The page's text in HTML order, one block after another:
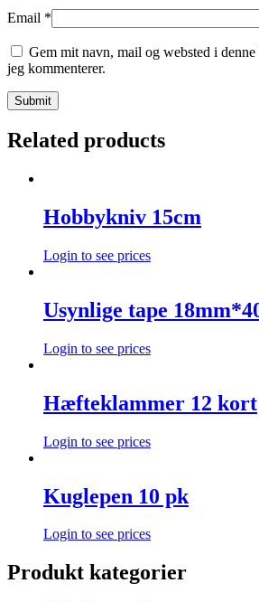
Email *
Gem mit navn, mail og websted i
jeg kommenterer.
Related products
Hobbykniv 15cm
Login to see prices
Usynlige tape
Login to see prices
Hæfteklammer 12 kort
Login to see prices
Kuglepen 10 pk
Login to see prices
Produkt kategorier